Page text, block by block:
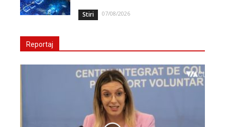
Stiri 07/08/2026
Reportaj